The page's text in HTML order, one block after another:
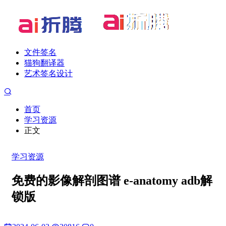
文件签名
猫狗翻译器
艺术签名设计
首页
学习资源
正文
学习资源
免费的影像解剖图谱 e-anatomy adb解
锁版